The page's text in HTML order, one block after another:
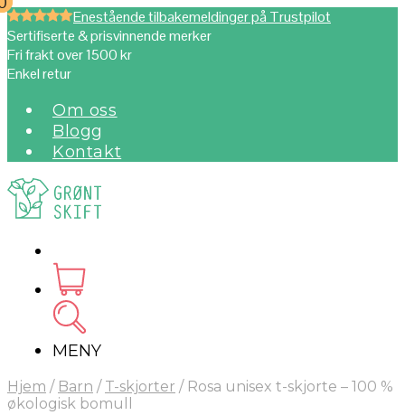
Enestående tilbakemeldinger på Trustpilot
Sertifiserte & prisvinnende merker
Fri frakt over 1500 kr
Enkel retur
Om oss
Blogg
Kontakt
MENY
Hjem / Barn / T-skjorter /Rosa unisex t-skjorte – 100 %
økologisk bomull